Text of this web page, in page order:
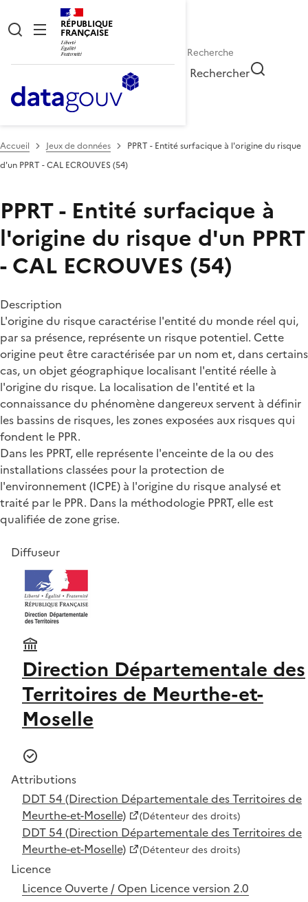
RÉPUBLIQUE
FRANÇAISE
Rechercher
Accueil Jeux de données
PPRT - Entité surfacique à l'origine du risque
d'un PPRT - CAL ECROUVES (54)
PPRT - Entité surfacique à
l'origine du risque d'un PPRT
- CAL ECROUVES (54)
Description
L'origine du risque caractérise l'entité du monde réel qui,
par sa présence, représente un risque potentiel. Cette
origine peut être caractérisée par un nom et, dans certains
cas, un objet géographique localisant l'entité réelle à
l'origine du risque. La localisation de l'entité et la
connaissance du phénomène dangereux servent à définir
les bassins de risques, les zones exposées aux risques qui
fondent le PPR.
Dans les PPRT, elle représente l'enceinte de la ou des
installations classées pour la protection de
l'environnement (ICPE) à l'origine du risque analysé et
traité par le PPR. Dans la méthodologie PPRT, elle est
qualifiée de zone grise.
Diffuseur
Direction Départementale des
Territoires de Meurthe-et-
Moselle
Attributions
DDT 54 (Direction Départementale des Territoires de
Meurthe-et-Moselle)
(Détenteur des droits)
DDT 54 (Direction Départementale des Territoires de
Meurthe-et-Moselle)
(Détenteur des droits)
Licence
Licence Ouverte / Open Licence version 2.0